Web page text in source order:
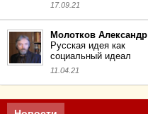
17.09.21
Молотков Александр
Русская идея как
социальный идеал
11.04.21